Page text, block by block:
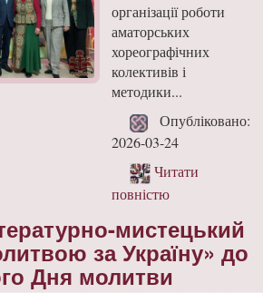
організації роботи
аматорських
хореографічних
колективів і
методики...
Опубліковано:
2026-03-24
Читати
повністю
мистецький
за Україну» до
Дня молитви